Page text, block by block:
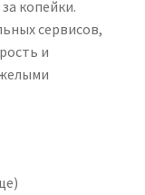
копейки.
сервисов,
и